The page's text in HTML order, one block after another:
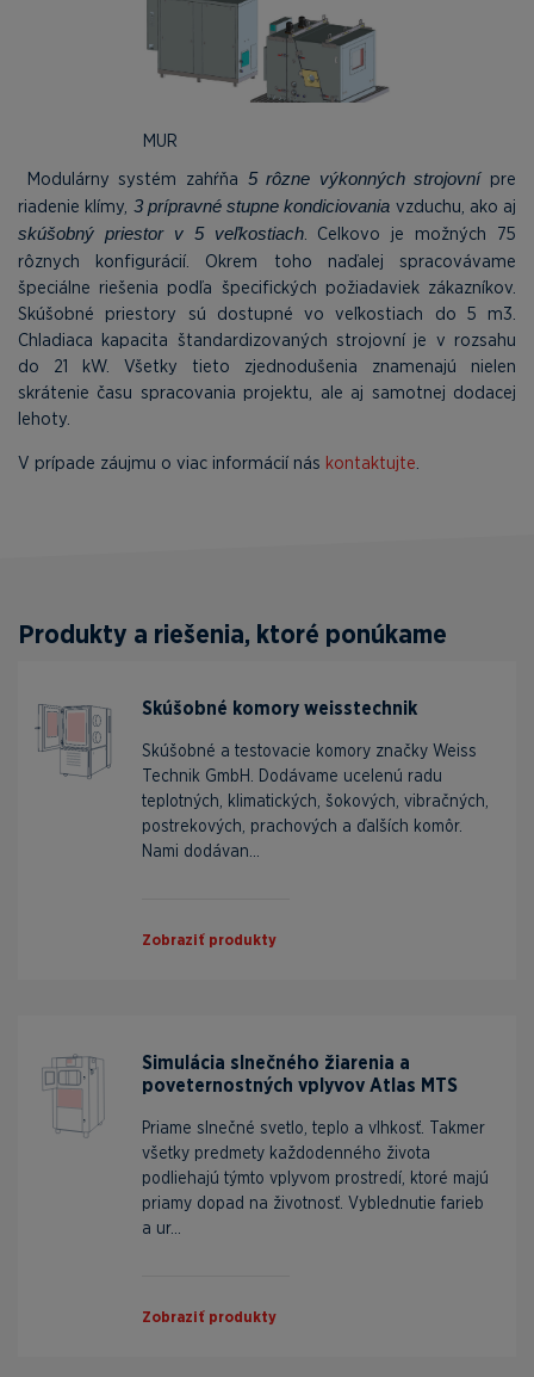
MUR
Modulárny systém zahŕňa 5 rôzne výkonných strojovnípre
riadenie klímy, 3 prípravné stupne kondiciovania vzduchu, ako aj
skúšobný priestor v 5 veľkostiach. Celkovo je možných 75
rôznych konfigurácií. Okrem toho naďalej spracovávame
špeciálne riešenia podľa špecifických požiadaviek zákazníkov.
Skúšobné priestory sú dostupné vo veľkostiach do 5 m3.
Chladiaca kapacita štandardizovaných strojovní je v rozsahu
do 21 kW. Všetky tieto zjednodušenia znamenajú nielen
skrátenie času spracovania projektu, ale aj samotnej dodacej
lehoty.
V prípade záujmu o viac informácií nás kontaktujte
Produkty a riešenia, ktoré ponúkame
Skúšobné komory weisstechnik
Skúšobné a testovacie komory značky Weiss
Technik GmbH. Dodávame ucelenú radu
teplotných, klimatických, šokových, vibračných,
postrekových, prachových a ďalších komôr.
Nami dodávan...
Zobraziť produkty
Simulácia slnečného žiarenia a
poveternostných vplyvov Atlas MTS
Priame slnečné svetlo, teplo a vlhkosť. Takmer
všetky predmety každodenného života
podliehajú týmto vplyvom prostredí, ktoré majú
priamy dopad na životnosť. Vyblednutie farieb
a ur...
Zobraziť produkty